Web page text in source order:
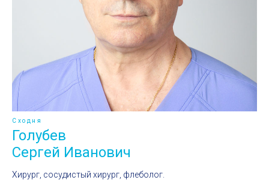
Сходня
Голубев
Сергей Иванович
Хирург, сосудистый хирург, флеболог.